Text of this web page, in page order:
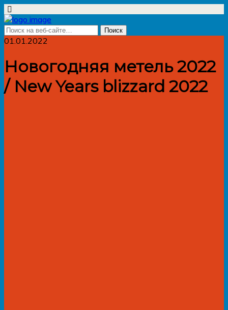
01.01.2022
Новогодняя метель 2022
/ New Years blizzard 2022